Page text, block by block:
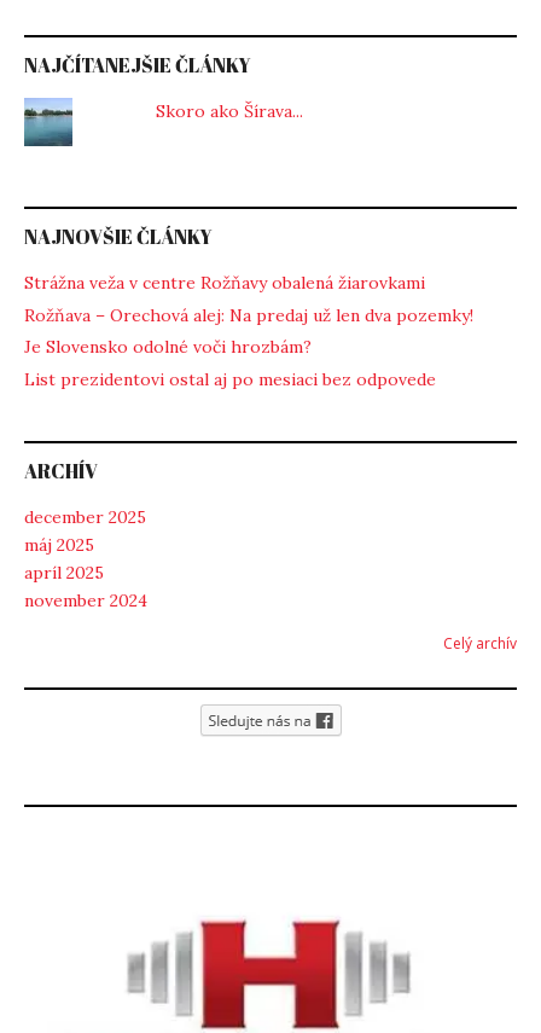
NAJČÍTANEJŠIE ČLÁNKY
Skoro ako Šírava...
NAJNOVŠIE ČLÁNKY
Strážna veža v centre Rožňavy obalená žiarovkami
Rožňava – Orechová alej: Na predaj už len dva pozemky!
Je Slovensko odolné voči hrozbám?
List prezidentovi ostal aj po mesiaci bez odpovede
ARCHÍV
december 2025
máj 2025
apríl 2025
november 2024
Celý archív